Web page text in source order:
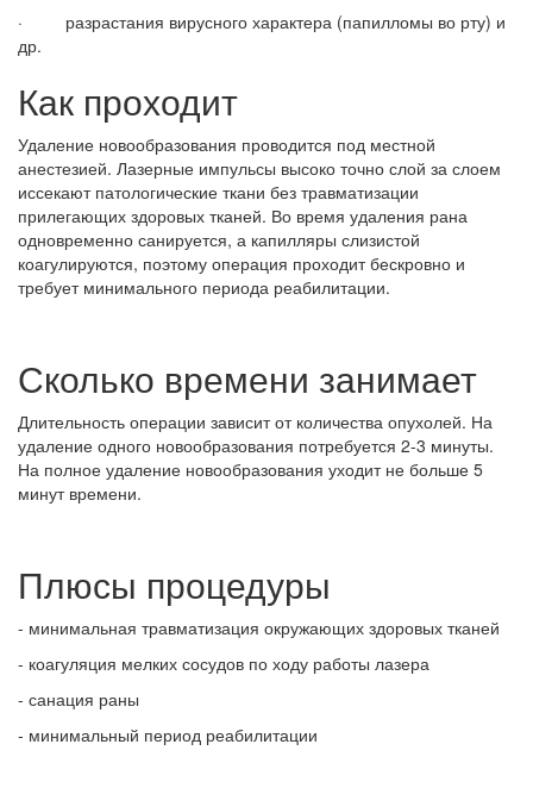
· разрастания вирусного характера (папилломы во рту) и
др.
Как проходит
Удаление новообразования проводится под местной
анестезией. Лазерные импульсы высоко точно слой за слоем
иссекают патологические ткани без травматизации
прилегающих здоровых тканей. Во время удаления рана
одновременно санируется, а капилляры слизистой
коагулируются, поэтому операция проходит бескровно и
требует минимального периода реабилитации.
Сколько времени занимает
Длительность операции зависит от количества опухолей. На
удаление одного новообразования потребуется 2-3 минуты.
На полное удаление новообразования уходит не больше 5
минут времени.
Плюсы процедуры
- минимальная травматизация окружающих здоровых тканей
- коагуляция мелких сосудов по ходу работы лазера
- санация раны
- минимальный период реабилитации